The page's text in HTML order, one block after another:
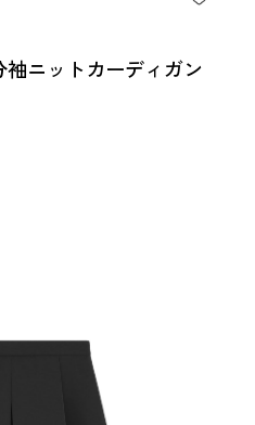
ニットカーディガン